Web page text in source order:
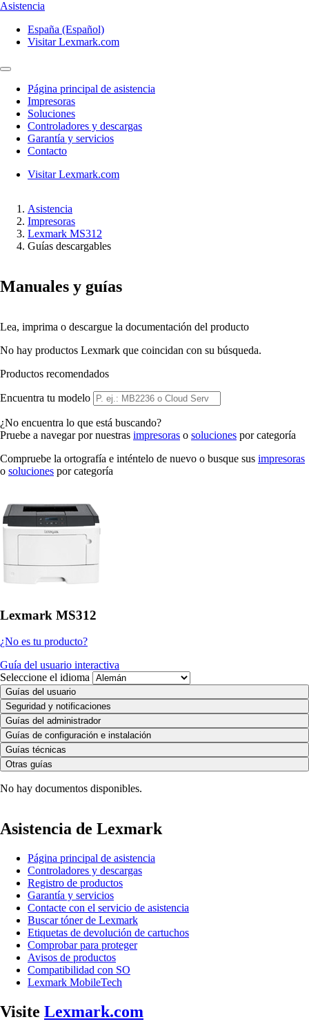
Asistencia
España (Español)
Visitar Lexmark.com
Página principal de asistencia
Impresoras
Soluciones
Controladores y descargas
Garantía y servicios
Contacto
Visitar Lexmark.com
Asistencia
Impresoras
Lexmark MS312
Guías descargables
Manuales y guías
Lea, imprima o descargue la documentación del producto
No hay productos Lexmark que coincidan con su búsqueda.
Productos recomendados
Encuentra tu modelo
¿No encuentra lo que está buscando?
Pruebe a navegar por nuestras impresoras o soluciones por categoría
Compruebe la ortografía e inténtelo de nuevo o busque sus impresoras
o soluciones por categoría
Lexmark MS312
¿No es tu producto?
Guía del usuario interactiva
Seleccione el idioma
Guías del usuario
Seguridad y notificaciones
Guías del administrador
Guías de configuración e instalación
Guías técnicas
Otras guías
No hay documentos disponibles.
Asistencia de Lexmark
Página principal de asistencia
Controladores y descargas
Registro de productos
Garantía y servicios
Contacte con el servicio de asistencia
Buscar tóner de Lexmark
Etiquetas de devolución de cartuchos
Comprobar para proteger
Avisos de productos
Compatibilidad con SO
Lexmark MobileTech
Visite Lexmark.com